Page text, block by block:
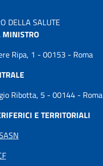
DELLA SALUTE
MINISTRO
Ripa, 1 - 00153 - Roma
Ribotta, 5 - 00144 - Roma
E TERRITORIALI